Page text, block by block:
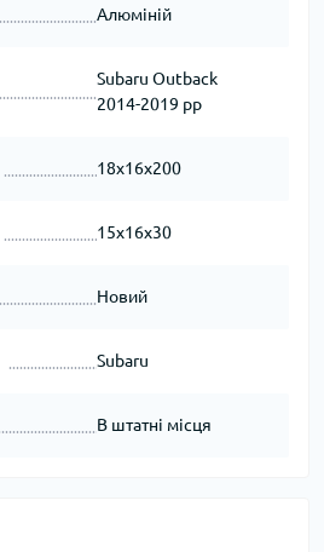
Алюміній
Subaru Outback
2014-2019 рр
18x16x200
15x16x30
Новий
Subaru
В штатні місця